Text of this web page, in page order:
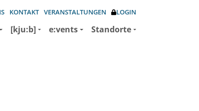
KONTAKT VERANSTALTUNGEN LOGIN
[kju:b] e:vents Standorte